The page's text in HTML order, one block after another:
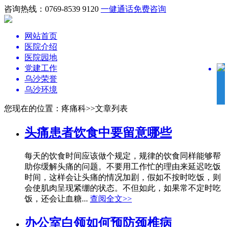
咨询热线：0769-8539 9120 一健通话免费咨询
网站首页
医院介绍
医院园地
党建工作
乌沙荣誉
乌沙环境
您现在的位置：疼痛科>>文章列表
头痛患者饮食中要留意哪些
每天的饮食时间应该做个规定，规律的饮食同样能够帮
助你缓解头痛的问题。不要用工作忙的理由来延迟吃饭
时间，这样会让头痛的情况加剧，假如不按时吃饭，则
会使肌肉呈现紧绷的状态。不但如此，如果常不定时吃
饭，还会让血糖... 查阅全文>>
办公室白领如何预防颈椎病